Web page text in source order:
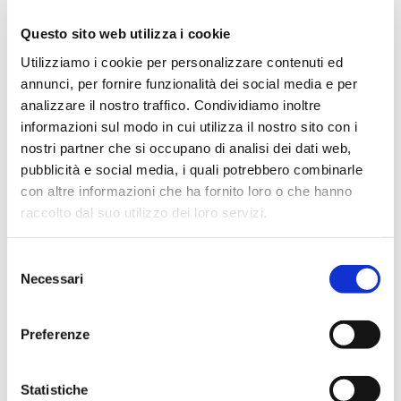
Questo sito web utilizza i cookie
Utilizziamo i cookie per personalizzare contenuti ed
annunci, per fornire funzionalità dei social media e per
analizzare il nostro traffico. Condividiamo inoltre
informazioni sul modo in cui utilizza il nostro sito con i
nostri partner che si occupano di analisi dei dati web,
pubblicità e social media, i quali potrebbero combinarle
con altre informazioni che ha fornito loro o che hanno
raccolto dal suo utilizzo dei loro servizi.
Necessari
Preferenze
Statistiche
shipbuilding and indoor and outdoor
thanks to a large yard and a crane for
launching and haulingservices up to 22
tons, like atrolley or potting boat rental
service.
More information